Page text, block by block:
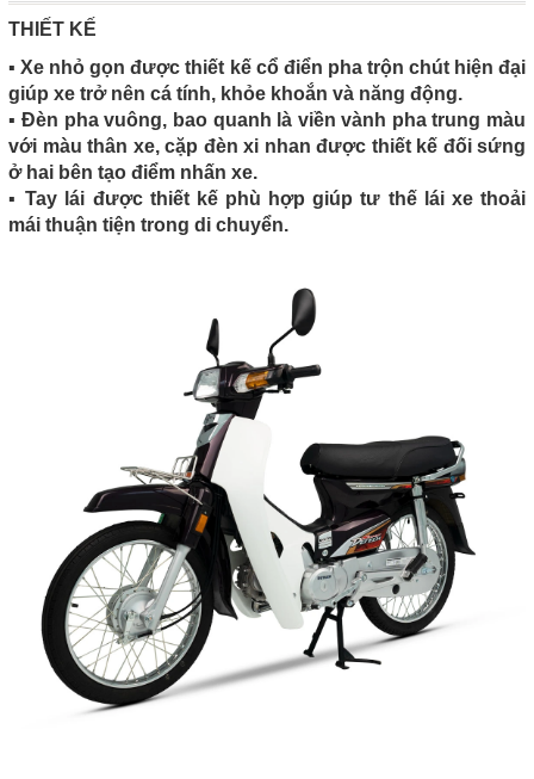
THIẾT KẾ
▪️ Xe nhỏ gọn được thiết kế cổ điển pha trộn chút hiện đại
giúp xe trở nên cá tính, khỏe khoắn và năng động.
▪️ Đèn pha vuông, bao quanh là viền vành pha trung màu
với màu thân xe, cặp đèn xi nhan được thiết kế đối sứng
ở hai bên tạo điểm nhấn xe.
▪️ Tay lái được thiết kế phù hợp giúp tư thế lái xe thoải
mái thuận tiện trong di chuyển.